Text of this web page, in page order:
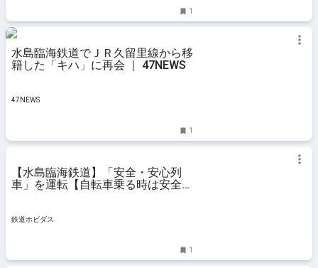
1
水島臨海鉄道でＪＲ久留里線から移
籍した「キハ」に再会 ｜ 47NEWS
47NEWS
1
【水島臨海鉄道】「安全・安心列
車」を運転【自転車乗る時は安全に
鉄道ホビダス
1